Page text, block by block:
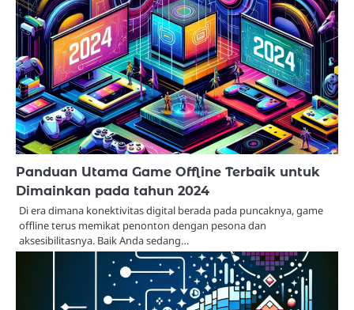
Panduan Utama Game Offline Terbaik untuk
Dimainkan pada tahun 2024
Di era dimana konektivitas digital berada pada puncaknya, game
offline terus memikat penonton dengan pesona dan
aksesibilitasnya. Baik Anda sedang…